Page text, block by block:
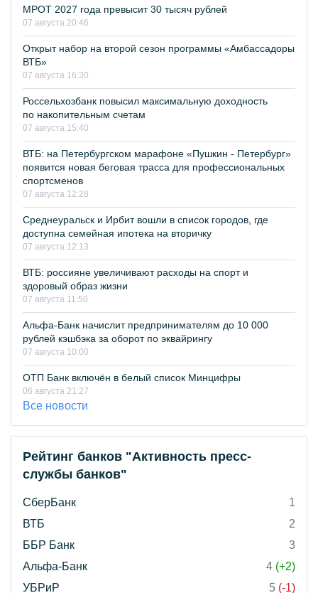
МРОТ 2027 года превысит 30 тысяч рублей
07 августа 20:46
Открыт набор на второй сезон программы «Амбассадоры
ВТБ»
07 августа 16:30
Россельхозбанк повысил максимальную доходность
по накопительным счетам
07 августа 15:40
ВТБ: на Петербургском марафоне «Пушкин - Петербург»
появится новая беговая трасса для профессиональных
спортсменов
07 августа 12:28
Среднеуральск и Ирбит вошли в список городов, где
доступна семейная ипотека на вторичку
07 августа 12:13
ВТБ: россияне увеличивают расходы на спорт и
здоровый образ жизни
07 августа 11:50
Альфа-Банк начислит предпринимателям до 10 000
рублей кэшбэка за оборот по эквайрингу
07 августа 10:00
ОТП Банк включён в белый список Минцифры
06 августа 21:27
Все новости
Рейтинг банков "Активность пресс-
службы банков"
СберБанк
1
ВТБ
2
ББР Банк
3
Альфа-Банк
4 (+2)
УБРиР
5 (-1)